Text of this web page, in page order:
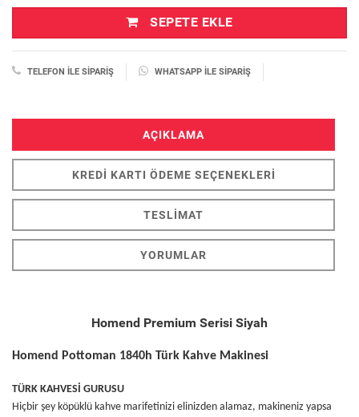
SEPETE EKLE
TELEFON İLE SIPARIŞ WHATSAPP İLE SIPARIŞ
AÇIKLAMA
KREDI KARTI ÖDEME SEÇENEKLERI
TESLIMAT
YORUMLAR
Homend Premium Serisi Siyah
Homend Pottoman 1840h Türk Kahve Makinesi
TÜRK KAHVESİ GURUSU
Hiçbir şey köpüklü kahve marifetinizi elinizden alamaz, makineniz yapsa